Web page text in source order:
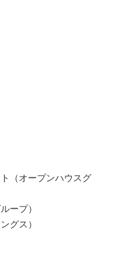
（オープンハウスグ
ープ）
グス）